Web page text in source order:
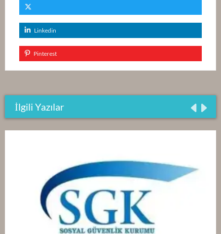
Linkedin
Pinterest
İlgili Yazılar